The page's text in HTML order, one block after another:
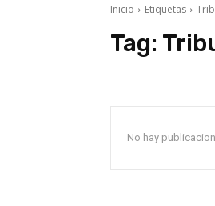
Inicio Etiquetas
Tag:
No hay